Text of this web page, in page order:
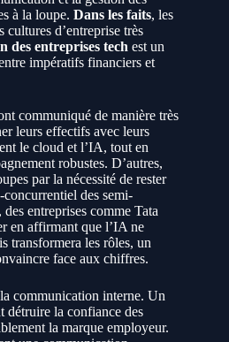
à la loupe. Dans les faits, les
cultures d’entreprise très
des entreprises tech est un
impératifs financiers et
communiqué de manière très
leurs effectifs avec leurs
le cloud et l’IA, tout en
robustes. D’autres,
par la nécessité de rester
des semi-
entreprises comme Tata
en affirmant que l’IA ne
transformera les rôles, un
face aux chiffres.
communication interne. Un
détruire la confiance des
la marque employeur.